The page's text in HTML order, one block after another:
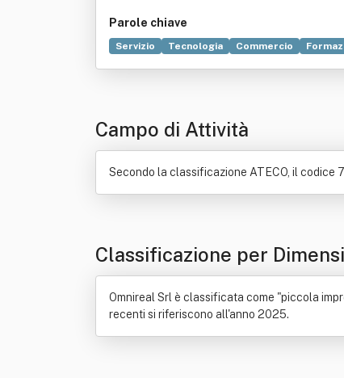
Parole chiave
Servizio Tecnologia Commercio
Campo di Attività
Secondo la classificazione ATECO, il codice
Classificazione per
Omnireal Srl è classificata come "piccola
recenti si riferiscono all'anno 2025.